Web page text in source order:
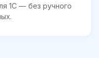
1С — без ручного